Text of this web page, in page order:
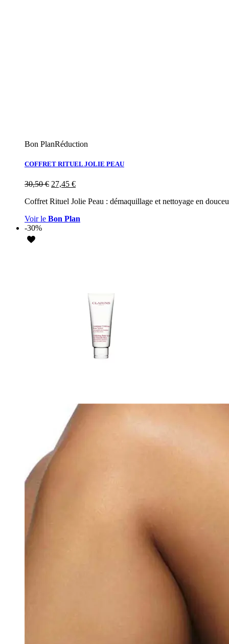
Bon PlanRéduction
COFFRET RITUEL JOLIE PEAU
30,50€ 27,45 €
Coffret Rituel Jolie Peau : démaquillage et nettoyage en
Voir le Bon Plan
-30%